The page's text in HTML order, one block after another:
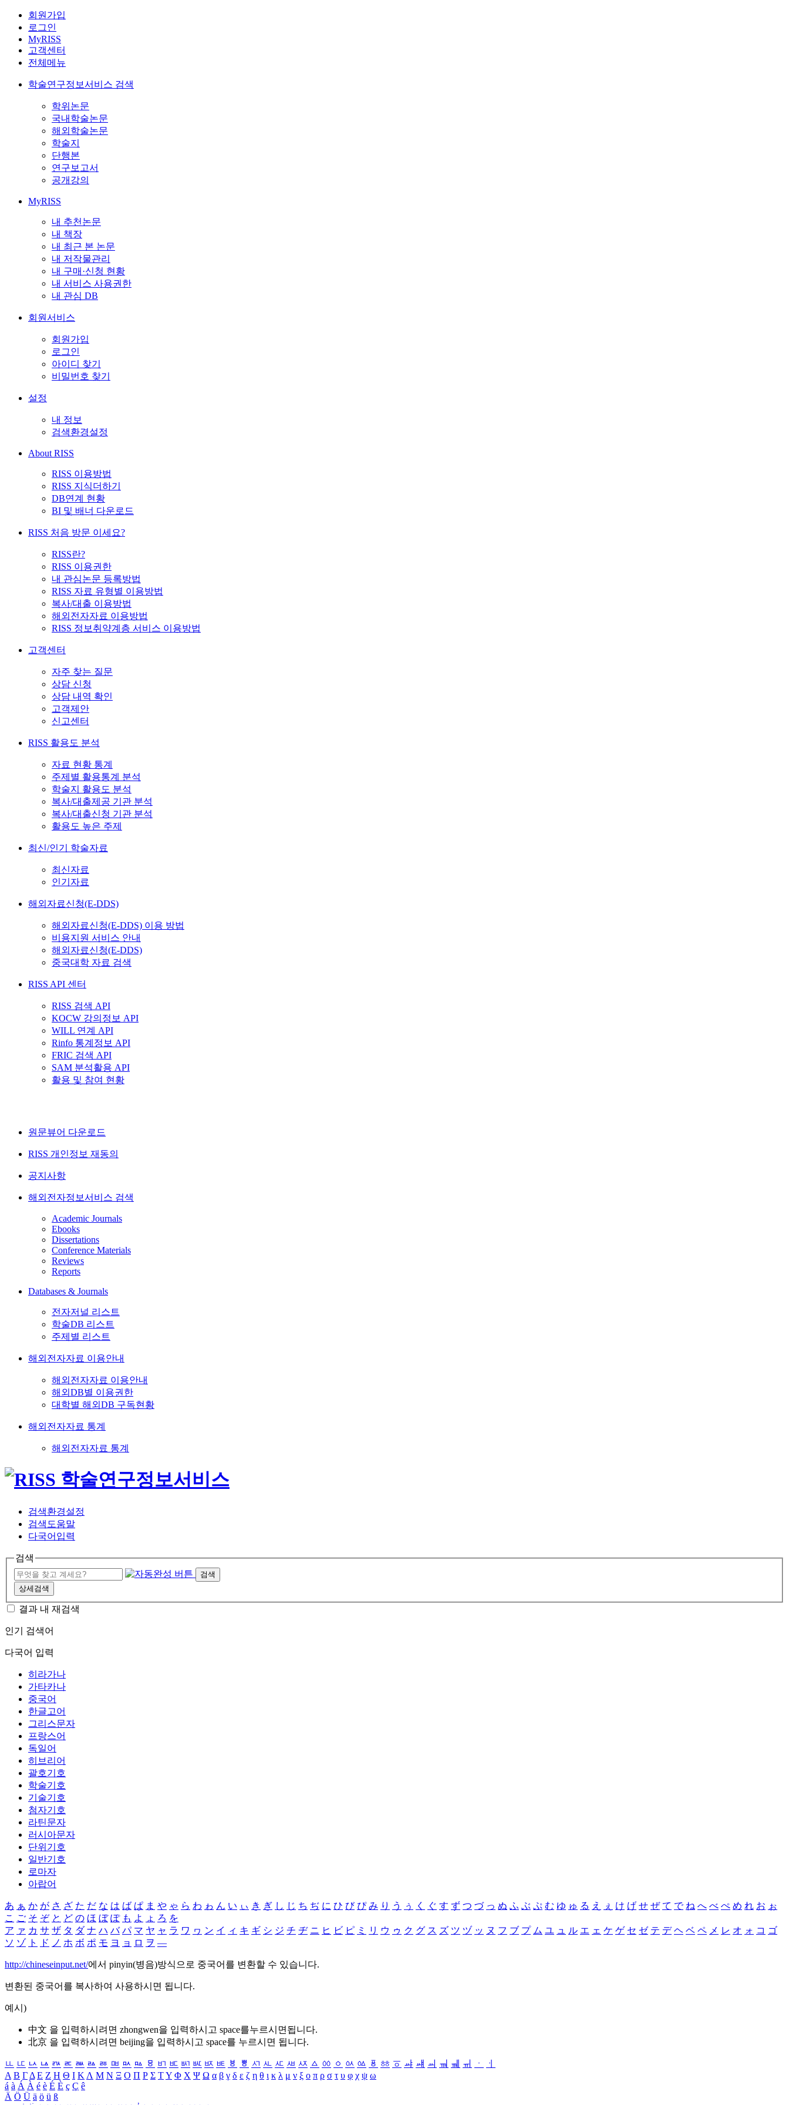
회원가입
로그인
MyRISS
고객센터
전체메뉴
학술연구정보서비스 검색
학위논문
국내학술논문
해외학술논문
학술지
단행본
연구보고서
공개강의
MyRISS
내 추천논문
내 책장
내 최근 본 논문
내 저작물관리
내 구매·신청 현황
내 서비스 사용권한
내 관심 DB
회원서비스
회원가입
로그인
아이디 찾기
비밀번호 찾기
설정
내 정보
검색환경설정
About RISS
RISS 이용방법
RISS 지식더하기
DB연계 현황
BI 및 배너 다운로드
RISS 처음 방문 이세요?
RISS란?
RISS 이용권한
내 관심논문 등록방법
RISS 자료 유형별 이용방법
복사/대출 이용방법
해외전자자료 이용방법
RISS 정보취약계층 서비스 이용방법
고객센터
자주 찾는 질문
상담 신청
상담 내역 확인
고객제안
신고센터
RISS 활용도 분석
자료 현황 통계
주제별 활용통계 분석
학술지 활용도 분석
복사/대출제공 기관 분석
복사/대출신청 기관 분석
활용도 높은 주제
최신/인기 학술자료
최신자료
인기자료
해외자료신청(E-DDS)
해외자료신청(E-DDS) 이용 방법
비용지원 서비스 안내
해외자료신청(E-DDS)
중국대학 자료 검색
RISS API 센터
RISS 검색 API
KOCW 강의정보 API
WILL 연계 API
Rinfo 통계정보 API
FRIC 검색 API
SAM 분석활용 API
활용 및 참여 현황
원문뷰어 다운로드
RISS 개인정보 재동의
공지사항
해외전자정보서비스 검색
Academic Journals
Ebooks
Dissertations
Conference Materials
Reviews
Reports
Databases & Journals
전자저널 리스트
학술DB 리스트
주제별 리스트
해외전자자료 이용안내
해외전자자료 이용안내
해외DB별 이용권한
대학별 해외DB 구독현황
해외전자자료 통계
해외전자자료 통계
검색환경설정
검색도움말
다국어입력
검색
검색
상세검색
결과 내 재검색
인기 검색어
다국어 입력
히라가나
가타카나
중국어
한글고어
그리스문자
프랑스어
독일어
히브리어
괄호기호
학술기호
기술기호
첨자기호
라틴문자
러시아문자
단위기호
일반기호
로마자
아랍어
あ ぁ か が さ ざ た だ な は ば ぱ ま や ゃ ら わ ゎ ん い ぃ き ぎ し じ ち ぢ に ひ び ぴ み り う ぅ く ぐ す ず つ づ っ ぬ ふ ぶ ぷ む ゆ ゅ る え ぇ け げ せ ぜ て で ね へ べ ぺ め れ お ぉ
こ ご そ ぞ と ど の ほ ぼ ぽ も よ ょ ろ を
ア ァ カ サ ザ タ ダ ナ ハ バ パ マ ヤ ャ ラ ワ ヮ ン イ ィ キ ギ シ ジ チ ヂ ニ ヒ ビ ピ ミ リ ウ ゥ ク グ ス ズ ツ ヅ ッ ヌ フ ブ プ ム ユ ュ ル エ ェ ケ ゲ セ ゼ テ デ ヘ ベ ペ メ レ オ ォ コ ゴ
ソ ゾ ト ド ノ ホ ボ ポ モ ヨ ョ ロ ヲ ―
http://chineseinput.net/에서 pinyin(병음)방식으로 중국어를 변환할 수 있습니다.
변환된 중국어를 복사하여 사용하시면 됩니다.
예시)
中文 을 입력하시려면 zhongwen을 입력하시고 space를누르시면됩니다.
北京 을 입력하시려면 beijing을 입력하시고 space를 누르시면 됩니다.
ㅥ ㅦ ㅧ ㅨ ㅩ ㅪ ㅫ ㅬ ㅭ ㅮ ㅯ ㅰ ㅱ ㅲ ㅳ ㅴ ㅵ ㅶ ㅷ ㅸ ㅹ ㅺ ㅻ ㅼ ㅽ ㅾ ㅿ ㆀ ㆁ ㆂ ㆃ ㆄ ㆅ ㆆ ㆇ ㆈ ㆉ ㆊ ㆋ ㆌ ㆍ
ㆎ
Α Β ΓΔ Ε Ζ Η Θ Ι ΚΛ Μ Ν Ξ Ο Π Ρ Σ ΤΥ Φ Χ Ψ Ω α β γ δ ε ζ η θ ι κ λ μ ν ξ ο π ρ σ τ υ φ χ ψ ω
á à Á À é è É È ç Ç ê
Ä Ö Ü ä ö ü ß